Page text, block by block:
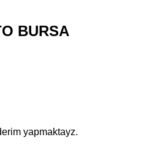
BURSA
yapmaktayz.